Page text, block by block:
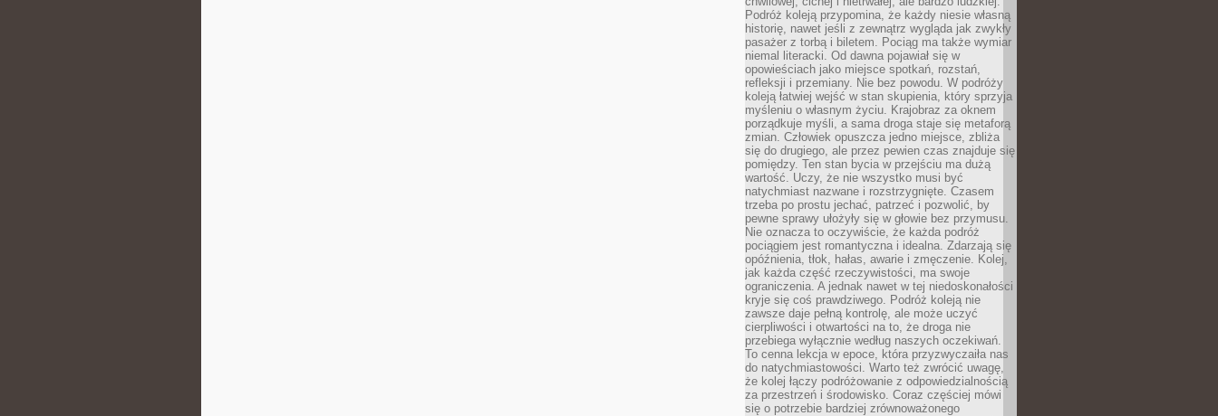
Podróż koleją przypomina, że każdy niesie własną
historię, nawet jeśli z zewnątrz wygląda jak zwykły
pasażer z torbą i biletem. Pociąg ma także wymiar
niemal literacki. Od dawna pojawiał się w
opowieściach jako miejsce spotkań, rozstań,
refleksji i przemiany. Nie bez powodu. W podróży
koleją łatwiej wejść w stan skupienia, który sprzyja
myśleniu o własnym życiu. Krajobraz za oknem
porządkuje myśli, a sama droga staje się metaforą
zmian. Człowiek opuszcza jedno miejsce, zbliża
się do drugiego, ale przez pewien czas znajduje się
pomiędzy. Ten stan bycia w przejściu ma dużą
wartość. Uczy, że nie wszystko musi być
natychmiast nazwane i rozstrzygnięte. Czasem
trzeba po prostu jechać, patrzeć i pozwolić, by
pewne sprawy ułożyły się w głowie bez przymusu.
Nie oznacza to oczywiście, że każda podróż
pociągiem jest romantyczna i idealna. Zdarzają się
opóźnienia, tłok, hałas, awarie i zmęczenie. Kolej,
jak każda część rzeczywistości, ma swoje
ograniczenia. A jednak nawet w tej niedoskonałości
kryje się coś prawdziwego. Podróż koleją nie
zawsze daje pełną kontrolę, ale może uczyć
cierpliwości i otwartości na to, że droga nie
przebiega wyłącznie według naszych oczekiwań.
To cenna lekcja w epoce, która przyzwyczaiła nas
do natychmiastowości. Warto też zwrócić uwagę,
że kolej łączy podróżowanie z odpowiedzialnością
za przestrzeń i środowisko. Coraz częściej mówi
się o potrzebie bardziej zrównoważonego